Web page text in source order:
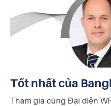
Tốt nhất của
Tham gia cùng Đại diện